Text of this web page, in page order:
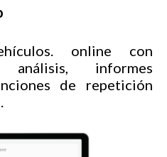
online con
informes
de repetición